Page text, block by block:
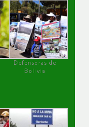
Defensoras de
Bolivia